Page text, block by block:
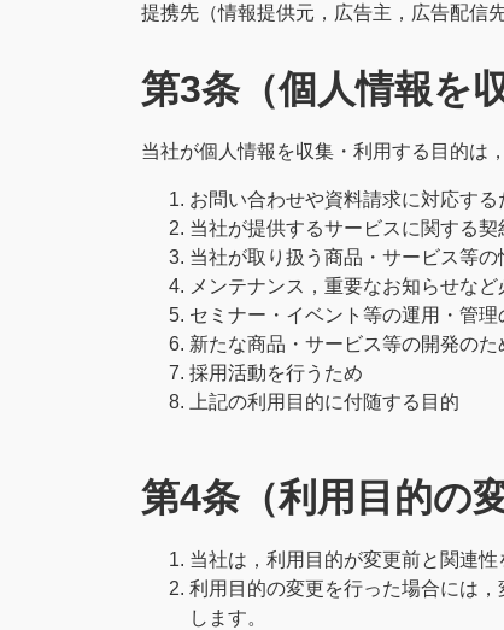
提携先（情報提供元，広告主，広告配信
第3条（個人情報を
当社が個人情報を収集・利用する目的は
お問い合わせや資料請求に対応する
当社が提供するサービスに関する
当社が取り扱う商品・サービス等
メンテナンス，重要なお知らせな
セミナー・イベント等の運用・管理
新たな商品・サービス等の開発のた
採用活動を行うため
上記の利用目的に付随する目的
第4条（利用目的の変
当社は，利用目的が変更前と関連
利用目的の変更を行った場合には
します。